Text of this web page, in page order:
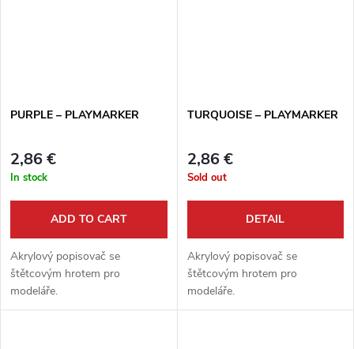
PURPLE – PLAYMARKER
2,86 €
In stock
ADD TO CART
Akrylový popisovač se
štětcovým hrotem pro
modeláře.
TURQUOISE – PLAYMARKER
2,86 €
Sold out
DETAIL
Akrylový popisovač se
štětcovým hrotem pro
modeláře.